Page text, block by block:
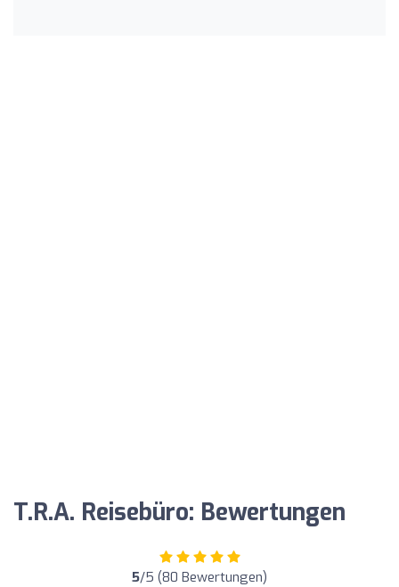
T.R.A. Reisebüro: Bewertungen
5/5 (80 Bewertungen)